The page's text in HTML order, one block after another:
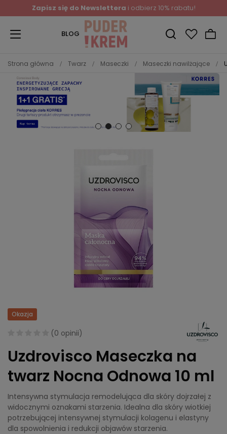
Zapisz się do Newslettera i odbierz 10% rabatu!
BLOG
Strona główna Twarz Maseczki Maseczki nawilżające
Okazja
(0 opinii)
Uzdrovisco Maseczka na
twarz Nocna Odnowa 10 ml
Intensywna stymulacja remodelująca dla skóry dojrzałej z
widocznymi oznakami starzenia. Idealna dla skóry wiotkiej
potrzebującej intensywnej stymulacji kolagenu i elastyny
dla spowolnienia i redukcji objawów starzenia.